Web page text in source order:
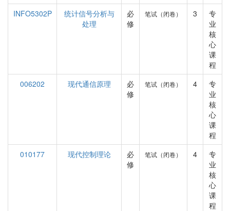
INFO5302P
统计信号分析与
处理
必
修
笔试（闭卷） 3
专
业
核
心
课
程
006202
现代通信原理
必
修
笔试（闭卷） 4
专
业
核
心
课
程
010177
现代控制理论
必
修
笔试（闭卷） 4
专
业
核
心
课
程